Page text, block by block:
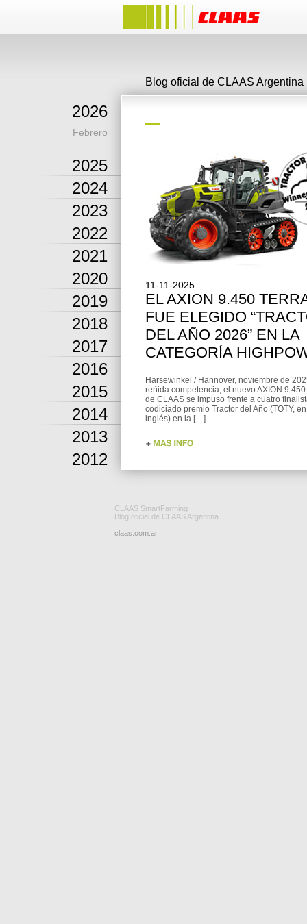
2026
Febrero
2025
2024
2023
2022
2021
2020
2019
2018
2017
2016
2015
2014
2013
2012
Blog oficial de CLAAS Argentina
11-11-2025
EL AXION 9.450
FUE ELEGIDO
DEL AÑO 2026” EN LA
CATEGORÍA
Harsewinkel / Hannover, noviembre de
reñida competencia, el nuevo AXION
de CLAAS se impuso frente a cuatro
codiciado premio Tractor del Año (TOTY,
inglés) en la […]
CLAAS SmartFarming
Blog oficial de CLAAS Argentina
-
claas.com.ar